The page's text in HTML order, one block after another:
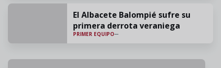
El Albacete Balompié sufre su
primera derrota veraniega
PRIMER EQUIPO